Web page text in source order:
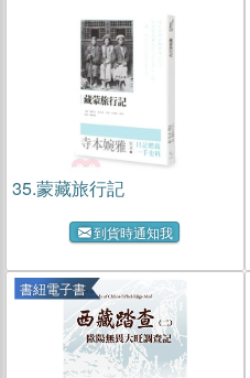
35.蒙藏旅行記
到貨時通知我
書紐電子書